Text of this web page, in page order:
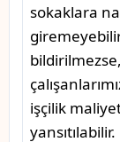
sokaklara
işçilik
yansıtılabilir.